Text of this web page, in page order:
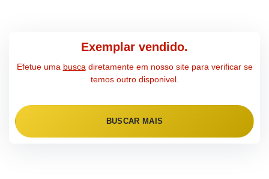
Exemplar vendido.
Efetue uma busca diretamente em nosso site para verificar se
temos outro disponivel.
BUSCAR MAIS